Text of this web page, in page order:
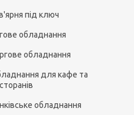
під ключ
обладнання
обладнання
для кафе та
обладнання